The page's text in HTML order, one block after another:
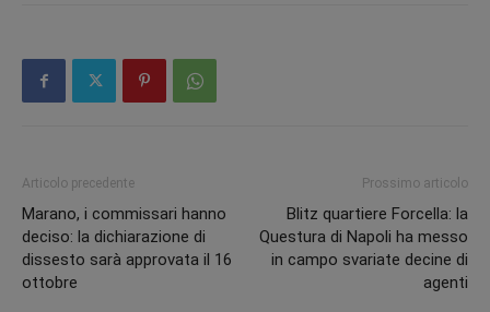
Articolo precedente
Marano, i commissari hanno
deciso: la dichiarazione di
dissesto sarà approvata il 16
ottobre
Prossimo articolo
Blitz quartiere Forcella: la
Questura di Napoli ha messo
in campo svariate decine di
agenti